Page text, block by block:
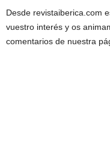
Desde revistaiberica.com
vuestro interés y os
comentarios de nuestra